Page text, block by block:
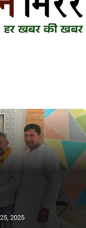
2025